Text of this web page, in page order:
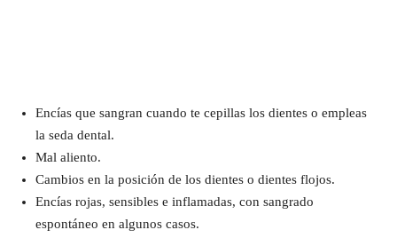
Encías que sangran cuando te cepillas los dientes o empleas
la seda dental.
Mal aliento.
Cambios en la posición de los dientes o dientes flojos.
Encías rojas, sensibles e inflamadas, con sangrado
espontáneo en algunos casos.